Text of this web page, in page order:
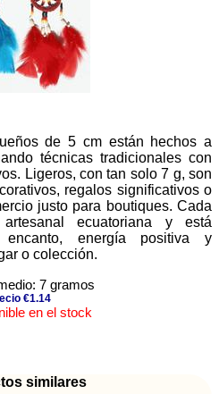
de 5 cm están hechos a
técnicas tradicionales con
Ligeros, con tan solo 7 g, son
regalos significativos o
justo para boutiques. Cada
ecuatoriana y está
energía positiva y
o colección.
7 gramos
€1.14
en el stock
similares